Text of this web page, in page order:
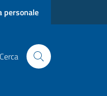
personale
Cerca